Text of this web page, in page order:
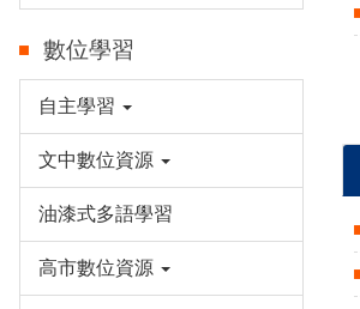
數位學習
自主學習
文中數位資源
油漆式多語學習
高市數位資源